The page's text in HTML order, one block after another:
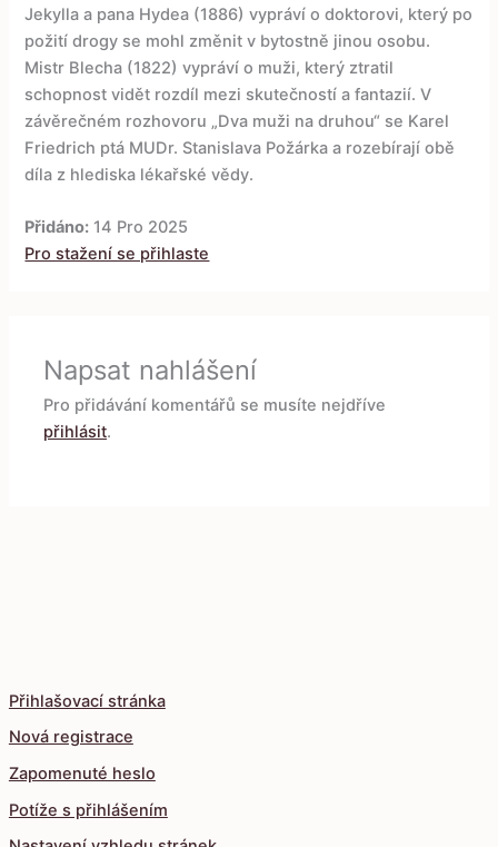
Přihlašovací stránka
Nová registrace
Zapomenuté heslo
Potíže s přihlášením
Jekylla a pana Hydea (1886) vypráví o doktorovi, který po
požití drogy se mohl změnit v bytostně jinou osobu.
Mistr Blecha (1822) vypráví o muži, který ztratil
schopnost vidět rozdíl mezi skutečností a fantazií. V
závěrečném rozhovoru „Dva muži na druhou“ se Karel
Friedrich ptá MUDr. Stanislava Požárka a rozebírají obě
díla z hlediska lékařské vědy.
Přidáno: 14 Pro 2025
Pro stažení se přihlaste
Napsat nahlášení
Pro přidávání komentářů se musíte nejdříve
přihlásit.